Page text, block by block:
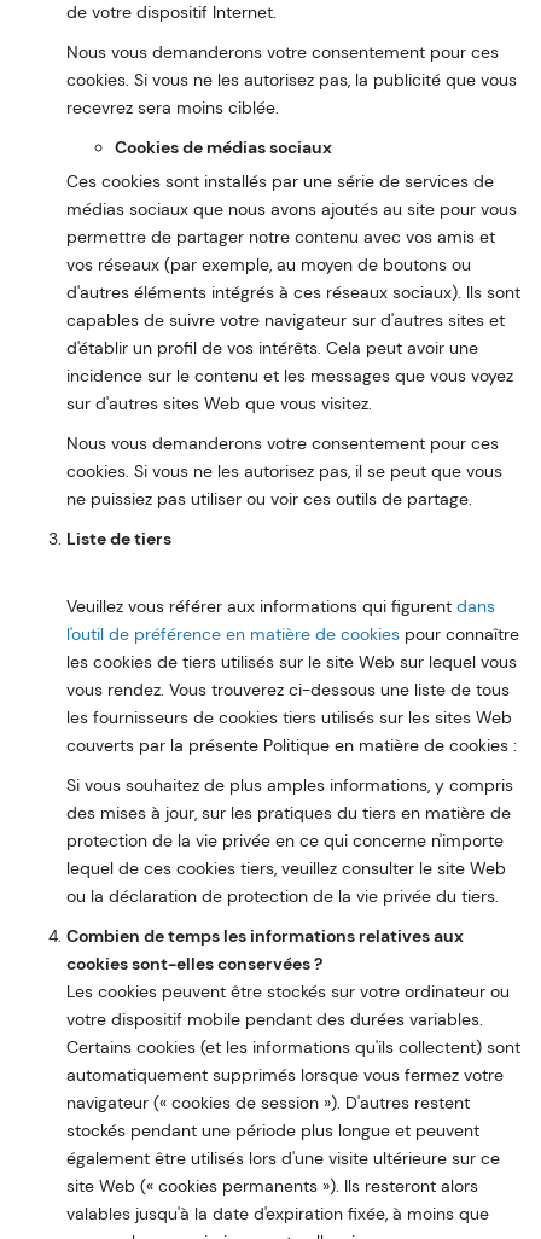
de votre dispositif Internet.
Nous vous demanderons votre consentement pour ces
cookies. Si vous ne les autorisez pas, la publicité que vous
recevrez sera moins ciblée.
Cookies de médias sociaux
Ces cookies sont installés par une série de services de
médias sociaux que nous avons ajoutés au site pour vous
permettre de partager notre contenu avec vos amis et
vos réseaux (par exemple, au moyen de boutons ou
d'autres éléments intégrés à ces réseaux sociaux). Ils sont
capables de suivre votre navigateur sur d'autres sites et
d'établir un profil de vos intérêts. Cela peut avoir une
incidence sur le contenu et les messages que vous voyez
sur d'autres sites Web que vous visitez.
Nous vous demanderons votre consentement pour ces
cookies. Si vous ne les autorisez pas, il se peut que vous
ne puissiez pas utiliser ou voir ces outils de partage.
Liste de tiers
Veuillez vous référer aux informations qui figurent dans
l'outil de préférence en matière de cookies pour connaître
les cookies de tiers utilisés sur le site Web sur lequel vous
vous rendez. Vous trouverez ci-dessous une liste de tous
les fournisseurs de cookies tiers utilisés sur les sites Web
couverts par la présente Politique en matière de cookies :
Si vous souhaitez de plus amples informations, y compris
des mises à jour, sur les pratiques du tiers en matière de
protection de la vie privée en ce qui concerne n'importe
lequel de ces cookies tiers, veuillez consulter le site Web
ou la déclaration de protection de la vie privée du tiers.
Combien de temps les informations relatives aux
cookies sont-elles conservées ?
Les cookies peuvent être stockés sur votre ordinateur ou
votre dispositif mobile pendant des durées variables.
Certains cookies (et les informations qu'ils collectent) sont
automatiquement supprimés lorsque vous fermez votre
navigateur (« cookies de session »). D'autres restent
stockés pendant une période plus longue et peuvent
également être utilisés lors d'une visite ultérieure sur ce
site Web (« cookies permanents »). Ils resteront alors
valables jusqu'à la date d'expiration fixée, à moins que